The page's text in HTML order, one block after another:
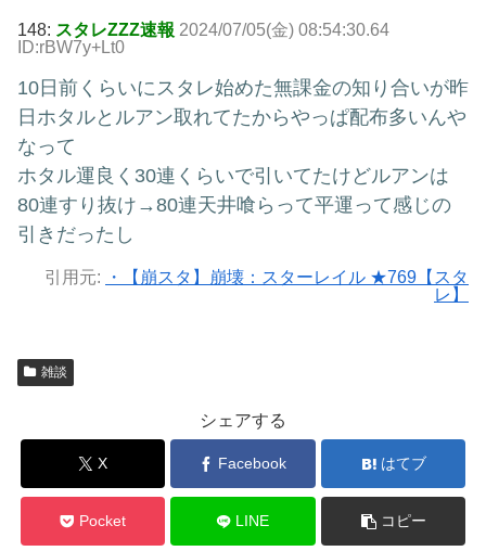
148: スタレZZZ速報 2024/07/05(金) 08:54:30.64
ID:rBW7y+Lt0
10日前くらいにスタレ始めた無課金の知り合いが昨
日ホタルとルアン取れてたからやっぱ配布多いんや
なって
ホタル運良く30連くらいで引いてたけどルアンは
80連すり抜け→80連天井喰らって平運って感じの
引きだったし
引用元:
・【崩スタ】崩壊：スターレイル ★769【スタ
レ】
雑談
シェアする
X Facebook はてブ
Pocket LINE コピー